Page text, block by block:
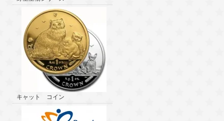
キャット コイン